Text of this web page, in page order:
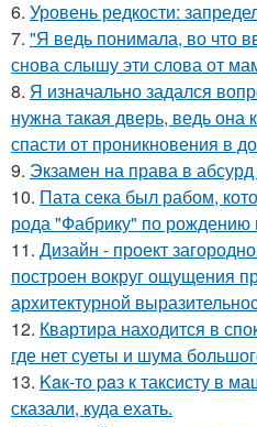
6. Уровень редкости:
7. "Я ведь понимала, во что
снова слышу эти слова от
8. Я изначально задался
нужна такая дверь, ведь она
спасти от проникновения в
9. Экзамен на права в
10. Пата сека был рабом,
рода "Фабрику" по рождению
11. Дизайн - проект
построен вокруг ощущения
архитектурной
12. Квартира находится в
где нет суеты и шума
13. Kaк-то paз к таксисту в
сказали, куда ехать.